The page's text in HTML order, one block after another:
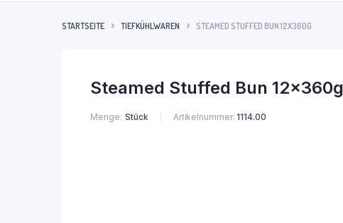
STARTSEITE TIEFKÜHLWAREN STEAMED STUFFED BUN 12X360G
Steamed Stuffed Bun 12x360g
Menge Stück Artikelnummer: 1114.00